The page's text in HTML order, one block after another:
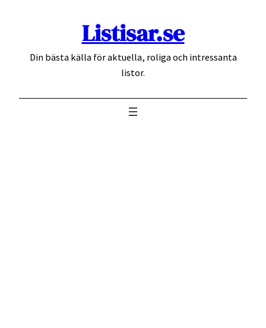
Listisar.se
Din bästa källa för aktuella, roliga och intressanta
listor.